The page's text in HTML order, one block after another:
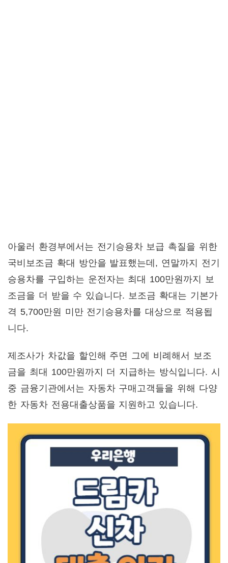
아울러 환경부에서는 전기승용차 보급 촉질을 위한
국비보조금 확대 방안을 발표했는데, 연말까지 전기
승용차를 구입하는 운전자는 최대 100만원까지 보
조금을 더 받을 수 있습니다. 보조금 확대는 기본가
격 5,700만원 미만 전기승용차를 대상으로 적용됩
니다.
제조사가 차값을 할인해 주면 그에 비례해서 보조
금을 최대 100만원까지 더 지급하는 방식입니다. 시
중 금융기관에서는 자동차 구매고객들을 위해 다양
한 자동차 전용대출상품을 지원하고 있습니다.